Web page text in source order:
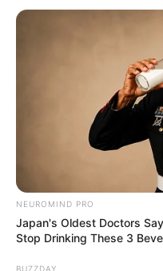
Serem! 9 Chat Ojek
Pelanggan Ini Bikin
Merinding
NEUROMIND PRO
Japan's Oldest Doctors
Stop Drinking These 3
BUZZDAY